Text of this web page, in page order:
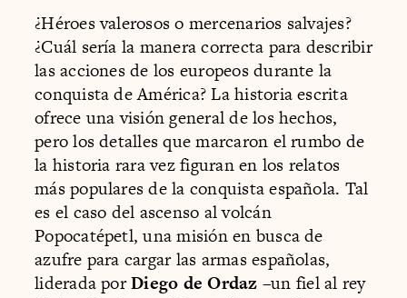
¿Héroes valerosos o mercenarios salvajes?
¿Cuál sería la manera correcta para describir
las acciones de los europeos durante la
conquista de América? La historia escrita
ofrece una visión general de los hechos,
pero los detalles que marcaron el rumbo de
la historia rara vez figuran en los relatos
más populares de la conquista española. Tal
es el caso del ascenso al volcán
Popocatépetl, una misión en busca de
azufre para cargar las armas españolas,
liderada porDiego de Ordaz –un fiel al rey